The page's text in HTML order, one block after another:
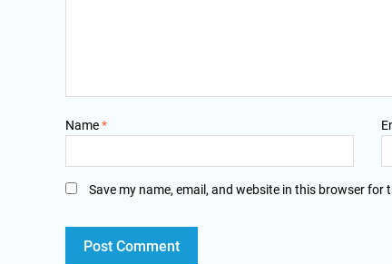
Name*
Save my name, email, and website in this browser for